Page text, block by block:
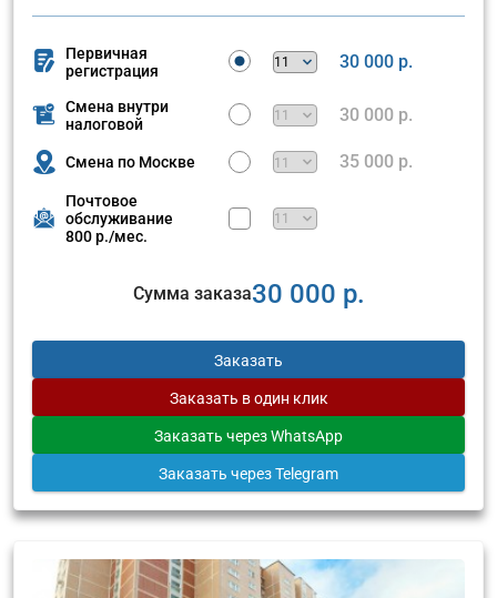
Первичная
регистрация
30 000 р.
Смена внутри
налоговой
30 000 р.
Смена по Москве 35 000 р.
Почтовое
обслуживание
800 р./мес.
Сумма заказа30 000 р.
Заказать
Заказать в один клик
Заказать через WhatsApp
Заказать через Telegram